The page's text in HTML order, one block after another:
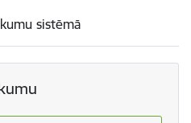
sistēmā